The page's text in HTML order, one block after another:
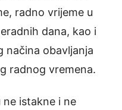
radno vrijeme u
dana, kao i
načina obavljanja
radnog vremena.
istakne i ne